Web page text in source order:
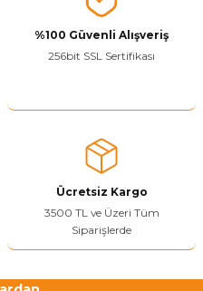
%100 Güvenli Alışveriş
256bit SSL Sertifikası
Ücretsiz Kargo
3500 TL ve Üzeri Tüm
Siparişlerde